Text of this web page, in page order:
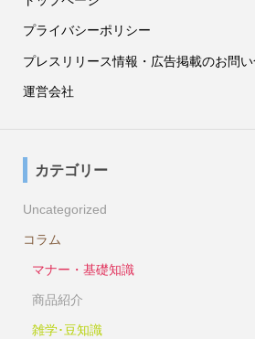
プライバシーポリシー
プレスリリース情報・広告掲載のお問
運営会社
カテゴリー
Uncategorized
コラム
マナー・基礎知識
商品紹介
雑学･豆知識